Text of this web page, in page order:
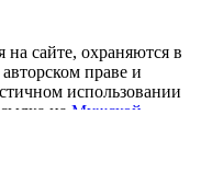
сайте, охраняются в
праве и
использовании
на Мужской